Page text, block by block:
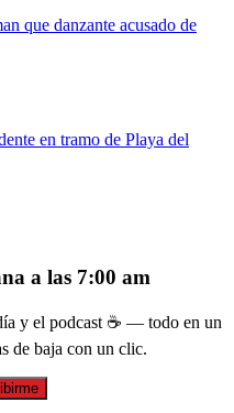
que danzante acusado de
en tramo de Playa del
a las 7:00 am
y el podcast ☕ — todo en un
de baja con un clic.